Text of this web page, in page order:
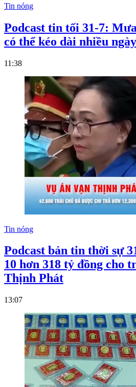
Tin nóng
Podcast tin tối 31-7:
có thể kéo dài nhiều ngày
11:38
Tin nóng
Podcast bản tin thời sự
10 hơn 318 tỷ đồng cho
Thịnh Phát
13:07